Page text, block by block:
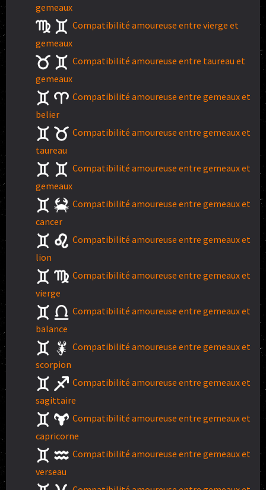
gemeaux
Compatibilité amoureuse entre vierge et
gemeaux
Compatibilité amoureuse entre taureau et
gemeaux
Compatibilité amoureuse entre gemeaux et
belier
Compatibilité amoureuse entre gemeaux et
taureau
Compatibilité amoureuse entre gemeaux et
gemeaux
Compatibilité amoureuse entre gemeaux et
cancer
Compatibilité amoureuse entre gemeaux et
lion
Compatibilité amoureuse entre gemeaux et
vierge
Compatibilité amoureuse entre gemeaux et
balance
Compatibilité amoureuse entre gemeaux et
scorpion
Compatibilité amoureuse entre gemeaux et
sagittaire
Compatibilité amoureuse entre gemeaux et
capricorne
Compatibilité amoureuse entre gemeaux et
verseau